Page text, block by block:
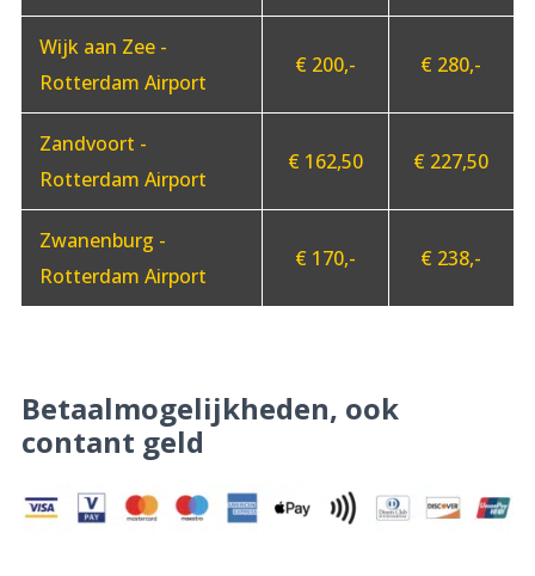
Wijk aan Zee -
Rotterdam Airport
€ 200,- € 280,-
Zandvoort -
Rotterdam Airport
€ 162,50 € 227,50
Zwanenburg -
Rotterdam Airport
€ 170,- € 238,-
Betaalmogelijkheden, ook
contant geld